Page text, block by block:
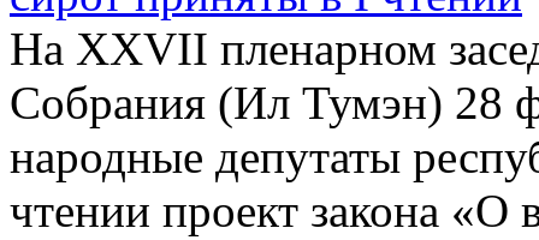
На ХХVIІ пленарном
Собрания (Ил Тумэн) 28
народные депутаты
чтении проект закона «О